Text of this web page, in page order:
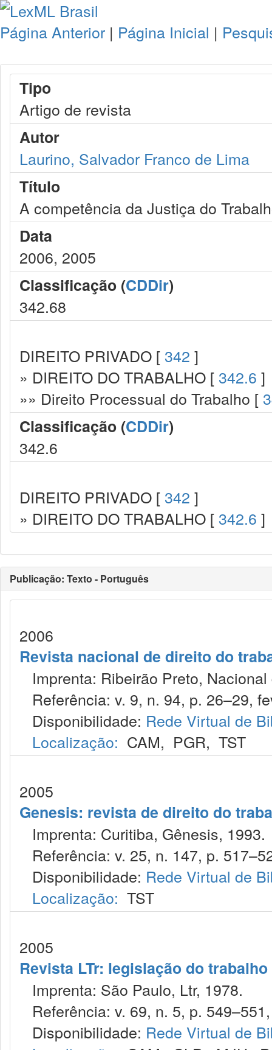
Página Anterior | Página Inicial |
Tipo
Artigo de revista
Autor
Laurino, Salvador Franco de Lima
Título
A competência da Justiça do
Data
2006, 2005
Classificação (CDDir)
342.68
DIREITO PRIVADO [ 342 ]
» DIREITO DO TRABALHO [ 342.6 ]
»» Direito Processual do Trabalho [
Classificação (CDDir)
342.6
DIREITO PRIVADO [ 342 ]
» DIREITO DO TRABALHO [ 342.6 ]
Publicação: Texto - Português
2006
Revista nacional de direito do
Imprenta: Ribeirão Preto,
Referência: v. 9, n. 94, p. 26–29,
Disponibilidade: Rede Virtual de
Localização: CAM, PGR, TST
2005
Genesis: revista de direito do
Imprenta: Curitiba, Gênesis, 1993.
Referência: v. 25, n. 147, p.
Disponibilidade: Rede Virtual de
Localização: TST
2005
Revista LTr: legislação do trabalho
Imprenta: São Paulo, Ltr, 1978.
Referência: v. 69, n. 5, p.
Disponibilidade: Rede Virtual de